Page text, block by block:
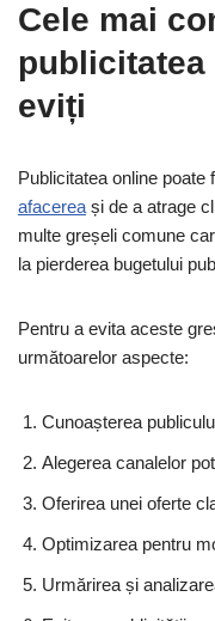
Cele mai
eviți
Publicitatea online poate
afacerea și de a atrage
multe greșeli comune
la pierderea bugetului
Pentru a evita aceste
următoarelor aspecte:
Cunoașterea
Alegerea canalelor
Oferirea unei oferte
Optimizarea pentru
Urmărirea și